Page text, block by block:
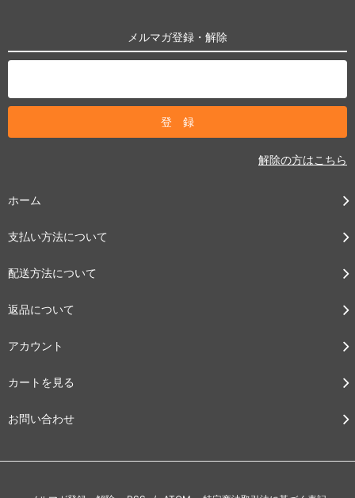
メルマガ登録・解除
解除の方はこちら
ホーム
支払い方法について
配送方法について
返品について
アカウント
カートを見る
お問い合わせ